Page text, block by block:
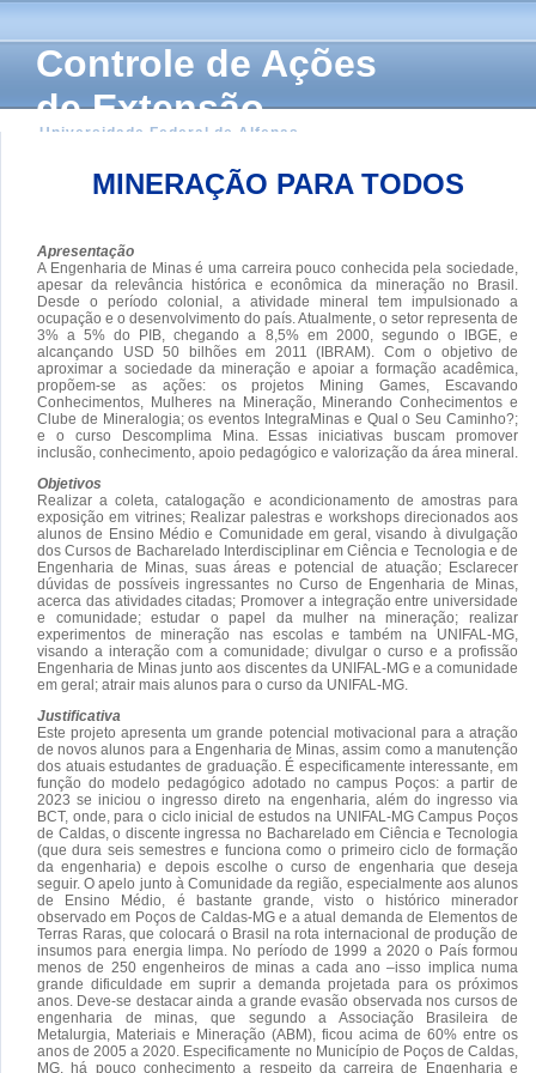
Controle de Ações
de Extensão
Universidade Federal de Alfenas
MINERAÇÃO PARA TODOS
Apresentação
A Engenharia de Minas é uma carreira pouco conhecida pela sociedade,
apesar da relevância histórica e econômica da mineração no Brasil.
Desde o período colonial, a atividade mineral tem impulsionado a
ocupação e o desenvolvimento do país. Atualmente, o setor representa de
3% a 5% do PIB, chegando a 8,5% em 2000, segundo o IBGE, e
alcançando USD 50 bilhões em 2011 (IBRAM). Com o objetivo de
aproximar a sociedade da mineração e apoiar a formação acadêmica,
propõem-se as ações: os projetos Mining Games, Escavando
Conhecimentos, Mulheres na Mineração, Minerando Conhecimentos e
Clube de Mineralogia; os eventos IntegraMinas e Qual o Seu Caminho?;
e o curso Descomplima Mina. Essas iniciativas buscam promover
inclusão, conhecimento, apoio pedagógico e valorização da área mineral.
Objetivos
Realizar a coleta, catalogação e acondicionamento de amostras para
exposição em vitrines; Realizar palestras e workshops direcionados aos
alunos de Ensino Médio e Comunidade em geral, visando à divulgação
dos Cursos de Bacharelado Interdisciplinar em Ciência e Tecnologia e de
Engenharia de Minas, suas áreas e potencial de atuação; Esclarecer
dúvidas de possíveis ingressantes no Curso de Engenharia de Minas,
acerca das atividades citadas; Promover a integração entre universidade
e comunidade; estudar o papel da mulher na mineração; realizar
experimentos de mineração nas escolas e também na UNIFAL-MG,
visando a interação com a comunidade; divulgar o curso e a profissão
Engenharia de Minas junto aos discentes da UNIFAL-MG e a comunidade
em geral; atrair mais alunos para o curso da UNIFAL-MG.
Justificativa
Este projeto apresenta um grande potencial motivacional para a atração
de novos alunos para a Engenharia de Minas, assim como a manutenção
dos atuais estudantes de graduação. É especificamente interessante, em
função do modelo pedagógico adotado no campus Poços: a partir de
2023 se iniciou o ingresso direto na engenharia, além do ingresso via
BCT, onde, para o ciclo inicial de estudos na UNIFAL-MG Campus Poços
de Caldas, o discente ingressa no Bacharelado em Ciência e Tecnologia
(que dura seis semestres e funciona como o primeiro ciclo de formação
da engenharia) e depois escolhe o curso de engenharia que deseja
seguir. O apelo junto à Comunidade da região, especialmente aos alunos
de Ensino Médio, é bastante grande, visto o histórico minerador
observado em Poços de Caldas-MG e a atual demanda de Elementos de
Terras Raras, que colocará o Brasil na rota internacional de produção de
insumos para energia limpa. No período de 1999 a 2020 o País formou
menos de 250 engenheiros de minas a cada ano –isso implica numa
grande dificuldade em suprir a demanda projetada para os próximos
anos. Deve-se destacar ainda a grande evasão observada nos cursos de
engenharia de minas, que segundo a Associação Brasileira de
Metalurgia, Materiais e Mineração (ABM), ficou acima de 60% entre os
anos de 2005 a 2020. Especificamente no Município de Poços de Caldas,
MG, há pouco conhecimento a respeito da carreira de Engenharia e